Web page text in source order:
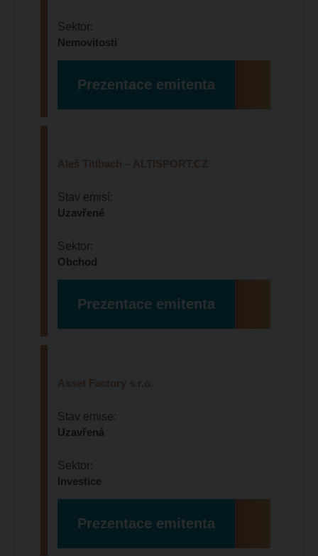
Sektor:
Nemovitosti
Prezentace emitenta
Aleš Titlbach – ALTISPORT.CZ
Stav emisí:
Uzavřené
Sektor:
Obchod
Prezentace emitenta
Asset Factory s.r.o.
Stav emise:
Uzavřená
Sektor:
Investice
Prezentace emitenta